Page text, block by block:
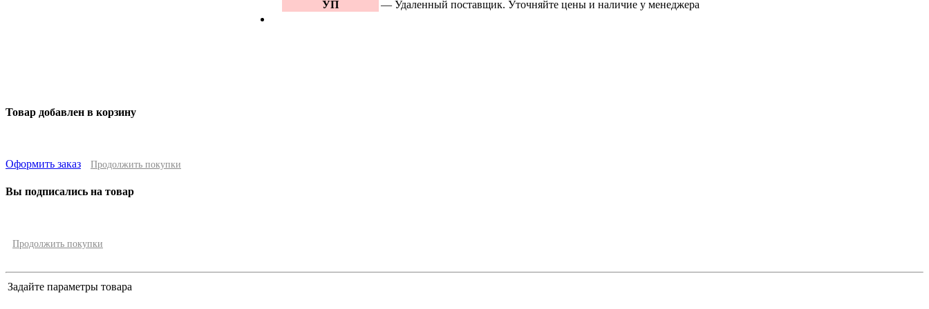
УП
— Удаленный поставщик. Уточняйте цены и наличие у менеджера
Новинки в рубрике
Товар добавлен в корзину
Оформить заказ Продолжить покупки
Вы подписались на товар
Продолжить покупки
Задайте параметры товара